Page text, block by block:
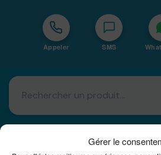
Gérer le
Appeler SMS